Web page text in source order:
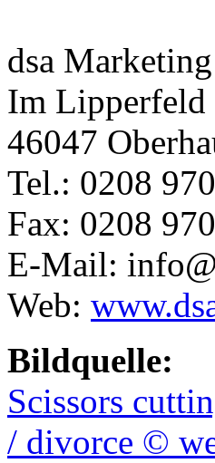
dsa
Im Lipperfeld
46047
Tel.: 0208
Fax: 0208
E-Mail:
Web:
Bildquelle:
Scissors
/ divorce ©